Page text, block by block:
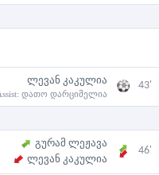
ლევან კაკულია
დათო დარციმელია
43'
გურამ ლეჟავა
ლევან კაკულია
46'